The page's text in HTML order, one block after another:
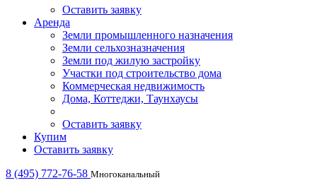
Оставить заявку
Аренда
Земли промышленного назначения
Земли сельхозназначения
Земли под жилую застройку
Участки под строительство дома
Коммерческая недвижимость
Дома, Коттеджи, Таунхаусы
Оставить заявку
Купим
Оставить заявку
8 (495) 772-76-58 Многоканальный